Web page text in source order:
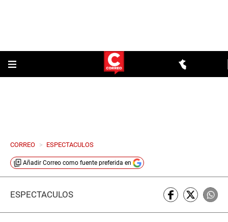
CORREO > ESPECTACULOS
Añadir Correo como fuente preferida en
ESPECTÁCULOS